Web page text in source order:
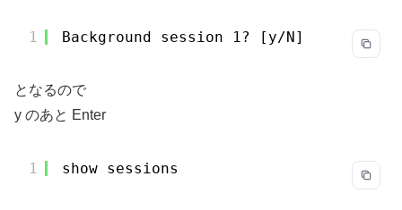
1 Background session 1? [y/N ]
となるので
y のあと Enter
1 show sessions